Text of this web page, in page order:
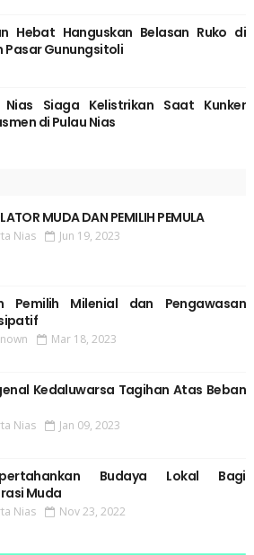
Hebat Hanguskan Belasan Ruko di
Pasar Gunungsitoli
Nias Siaga Kelistrikan Saat Kunker
di Pulau Nias
MUDA DAN PEMILIH PEMULA
Nias Jun 19, 2023
Pemilih Milenial dan Pengawasan
Mar 18, 2023
Kedaluwarsa Tagihan Atas Beban
Nias Jan 09, 2023
Budaya Lokal Bagi
Muda
Nias Nov 23, 2022